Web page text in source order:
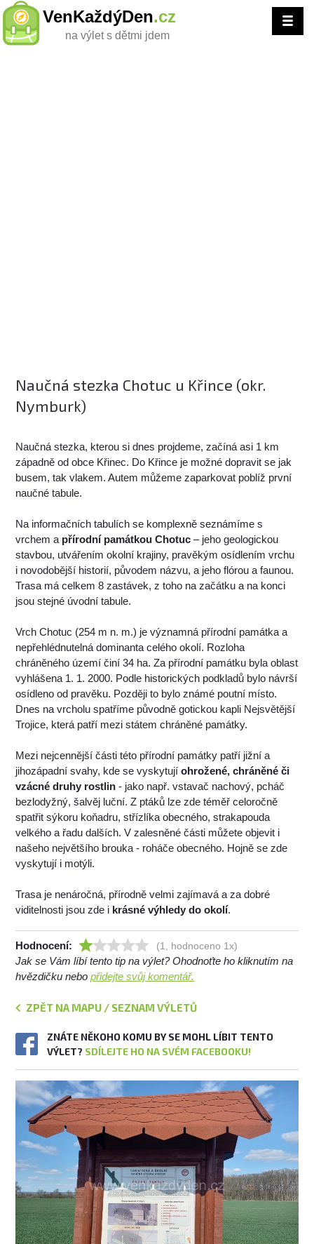
VenKaždýDen.cz
na výlet s dětmi jdem
Naučná stezka Chotuc u Křince (okr.
Nymburk)
Naučná stezka, kterou si dnes projdeme, začíná asi 1 km
západně od obce Křinec. Do Křince je možné dopravit se jak
busem, tak vlakem. Autem můžeme zaparkovat poblíž první
naučné tabule.
Na informačních tabulích se komplexně seznámíme s
vrchem a přírodní památkou Chotuc – jeho geologickou
stavbou, utvářením okolní krajiny, pravěkým osídlením vrchu
i novodobější historií, původem názvu, a jeho flórou a faunou.
Trasa má celkem 8 zastávek, z toho na začátku a na konci
jsou stejné úvodní tabule.
Vrch Chotuc (254 m n. m.) je významná přírodní památka a
nepřehlédnutelná dominanta celého okolí. Rozloha
chráněného území činí 34 ha. Za přírodní památku byla oblast
vyhlášena 1. 1. 2000. Podle historických podkladů bylo návrší
osídleno od pravěku. Později to bylo známé poutní místo.
Dnes na vrcholu spatříme původně gotickou kapli Nejsvětější
Trojice, která patří mezi státem chráněné památky.
Mezi nejcennější části této přírodní památky patří jižní a
jihozápadní svahy, kde se vyskytujíohrožené, chráněné či
vzácné druhy rostlin - jako např. vstavač nachový, pcháč
bezlodyžný, šalvěj luční. Z ptáků lze zde téměř celoročně
spatřit sýkoru koňadru, střízlíka obecného, strakapouda
velkého a řadu dalších. V zalesněné části můžete objevit i
našeho největšího brouka - roháče obecného. Hojně se zde
vyskytují i motýli.
Trasa je nenáročná, přírodně velmi zajímavá a za dobré
viditelnosti jsou zde i krásné výhledy do okolí.
Hodnocení: (1, hodnoceno 1x)
Jak se Vám líbí tento tip na výlet? Ohodnoťte ho kliknutím na
hvězdičku nebopřidejte svůj komentář.
ZPĚT NA MAPU / SEZNAM VÝLETŮ
ZNÁTE NĚKOHO KOMU BY SE MOHL LÍBIT TENTO
VÝLET? SDÍLEJTE HO NA SVÉM FACEBOOKU!